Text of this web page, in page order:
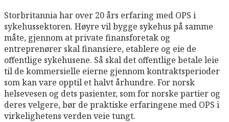
Storbritannia har over 20 års erfaring med OPS i
sykehussektoren. Høyre vil bygge sykehus på samme
måte, gjennom at private finansforetak og
entreprenører skal finansiere, etablere og eie de
offentlige sykehusene. Så skal det offentlige betale leie
til de kommersielle eierne gjennom kontraktsperioder
som kan vare opptil et halvt århundre. For norsk
helsevesen og dets pasienter, som for norske partier og
deres velgere, bør de praktiske erfaringene med OPS i
virkelighetens verden veie tungt.